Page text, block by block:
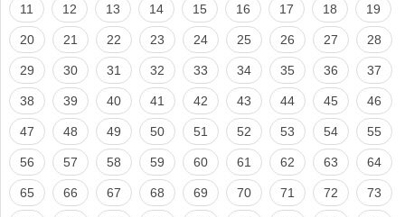
11 12 13 14 15 16 17 18 19
20 21 22 23 24 25 26 27 28
29 30 31 32 33 34 35 36 37
38 39 40 41 42 43 44 45 46
47 48 49 50 51 52 53 54 55
56 57 58 59 60 61 62 63 64
65 66 67 68 69 70 71 72 73